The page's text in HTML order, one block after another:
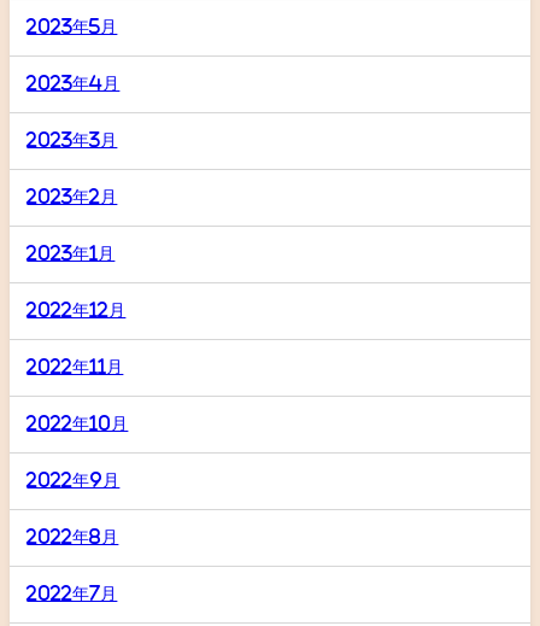
2023年5月
2023年4月
2023年3月
2023年2月
2023年1月
2022年12月
2022年11月
2022年10月
2022年9月
2022年8月
2022年7月